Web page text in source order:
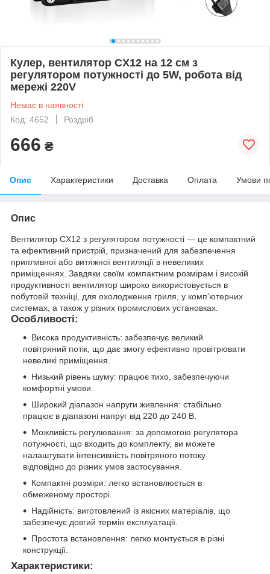
Кулер, вентилятор CX12 на 12 см з
регулятором потужності до 5W, робота від
мережі 220V
Немає в наявності
Код: 4652
Роздріб
666 ₴
Опис Характеристики Доставка Оплата Умови
Опис
Вентилятор CX12 з регулятором потужності — це компактний
та ефективний пристрій, призначений для забезпечення
припливної або витяжної вентиляції в невеликих
приміщеннях. Завдяки своїм компактним розмірам і високій
продуктивності вентилятор широко використовується в
побутовій техніці, для охолодження гриля, у комп'ютерних
системах, а також у різних промислових установках.
Особливості:
Висока продуктивність: забезпечує великий
повітряний потік, що дає змогу ефективно провітрювати
невеликі приміщення.
Низький рівень шуму: працює тихо, забезпечуючи
комфортні умови.
Широкий діапазон напруги живлення: стабільно
працює в діапазоні напруг від 220 до 240 В.
Можливість регулювання: за допомогою регулятора
потужності, що входить до комплекту, ви можете
налаштувати інтенсивність повітряного потоку
відповідно до різних умов застосування.
Компактні розміри: легко встановлюється в
обмеженому просторі.
Надійність: виготовлений із якісних матеріалів, що
забезпечує довгий термін експлуатації.
Простота встановлення: легко монтується в різні
конструкції.
Характеристики: